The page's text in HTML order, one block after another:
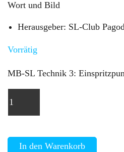
Wort und Bild
Herausgeber: SL-Club
Vorrätig
MB-SL Technik 3:
In den Warenkorb